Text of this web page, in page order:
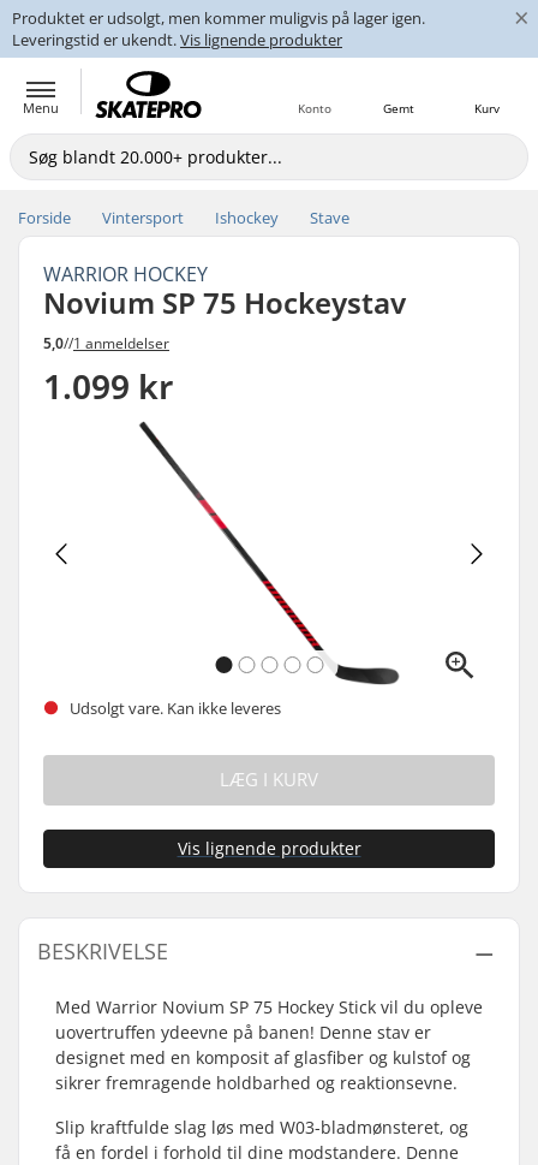
Produktet er udsolgt, men kommer muligvis på lager igen.
Leveringstid er ukendt.Vis lignende produkter
×
Menu Kurv
Gemt
Konto
Forside Vintersport Ishockey Stave
WARRIOR HOCKEY
Novium SP 75 Hockeystav
5,0//1 anmeldelser
1.099 kr
Udsolgt vare. Kan ikke leveres
LÆG I KURV
Vis lignende produkter
BESKRIVELSE
Med Warrior Novium SP 75 Hockey Stick vil du opleve
uovertruffen ydeevne på banen! Denne stav er
designet med en komposit af glasfiber og kulstof og
sikrer fremragende holdbarhed og reaktionsevne.
Slip kraftfulde slag løs med W03-bladmønsteret, og
få en fordel i forhold til dine modstandere. Denne